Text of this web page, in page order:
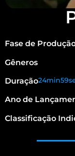
Fase de
Gêneros
Duração
Ano de
Classificação